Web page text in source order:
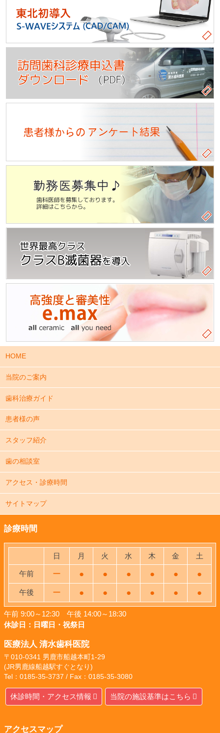
HOME
当院のご案内
歯科治療ガイド
患者様の声
スタッフ紹介
歯の相談室
アクセス・診療時間
サイトマップ
診療時間
日 月 火 水 木 金 土
午前 ー ● ● ● ● ● ●
午後 ー ● ● ● ● ● ●
午前 9:00～12:30 午後 14:00～18:30
休診日：日曜日・祝祭日
医療法人 清水歯科医院
〒010-0341 男鹿市船越本町1-29
(JR男鹿線船越駅すぐとなり)
Tel：0185-35-3737 / Fax：0185-35-3080
休診時間・アクセス情報 当院の施設基準はこちら
アクセスマップ